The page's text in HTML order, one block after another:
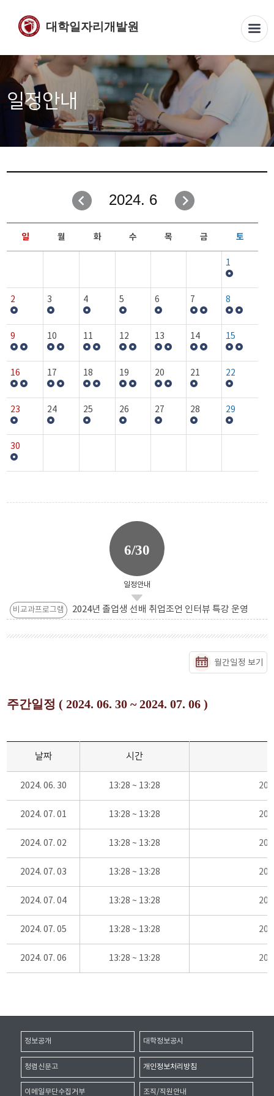
대학일자리개발원
일정안내
2024. 6
일 월 화 수 목 금 토
1
2 3 4 5 6 7 8
9 10 11 12 13 14 15
16 17 18 19 20 21 22
23 24 25 26 27 28 29
30
6/30
일정안내
비교과프로그램 2024년 졸업생 선배 취업조언 인터뷰 특강 운영
월간일정 보기
주간일정 ( 2024. 06. 30 ~ 2024. 07. 06 )
날짜 시간
2024. 06. 30 13:28 ~ 13:28
2024. 07. 01 13:28 ~ 13:28
2024. 07. 02 13:28 ~ 13:28
2024. 07. 03 13:28 ~ 13:28
2024. 07. 04 13:28 ~ 13:28
2024. 07. 05 13:28 ~ 13:28
2024. 07. 06 13:28 ~ 13:28
정보공개 대학정보공시
청렴신문고 개인정보처리방침
이메일무단수집거부 조직/직원안내